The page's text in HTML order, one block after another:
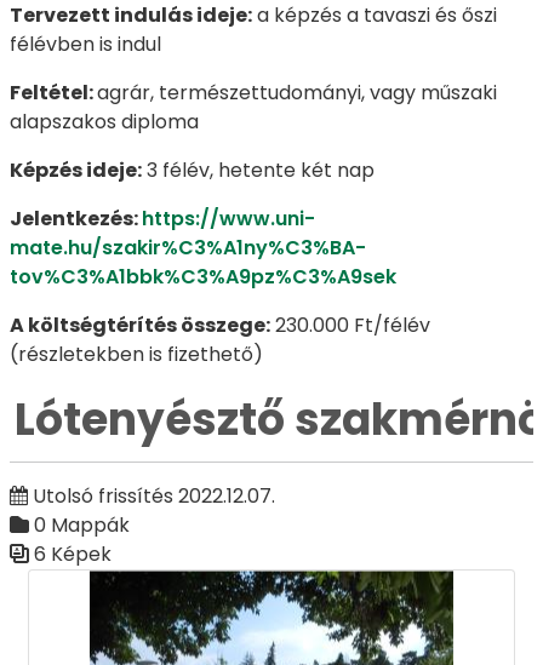
Tervezett indulás ideje:a képzés a tavaszi és őszi
félévben is indul
Feltétel:agrár, természettudományi, vagy műszaki
alapszakos diploma
Képzés ideje:3 félév, hetente két nap
Jelentkezés:https://www.uni-
mate.hu/szakir%C3%A1ny%C3%BA-
tov%C3%A1bbk%C3%A9pz%C3%A9sek
A költségtérítés összege:230.000 Ft/félév
(részletekben is fizethető)
Lótenyésztő
Utolsó frissítés 2022.12.07.
0 Mappák
6 Képek